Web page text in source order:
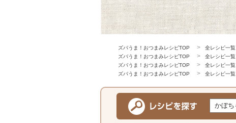
ズバうま！おつまみレシピTOP 全レシピ一覧
ズバうま！おつまみレシピTOP
全レシピ一覧
ズバうま！おつまみレシピTOP
全レシピ一覧
ズバうま！おつまみレシピTOP
全レシピ一覧